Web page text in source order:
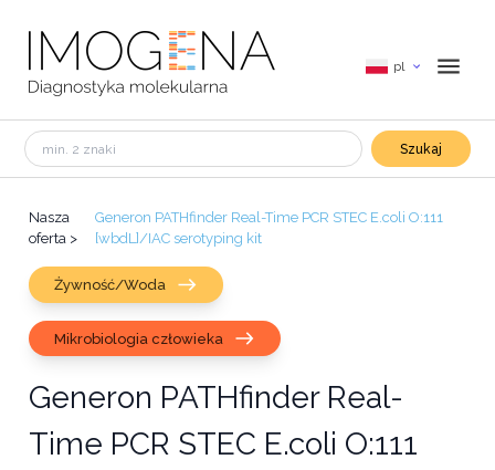
pl
Szukaj
Nasza
oferta >
Generon PATHfinder Real-Time PCR STEC E.coli O:111
[wbdL]/IAC serotyping kit
Żywność/Woda
Mikrobiologia człowieka
Generon PATHfinder Real-
Time PCR STEC E.coli O:111